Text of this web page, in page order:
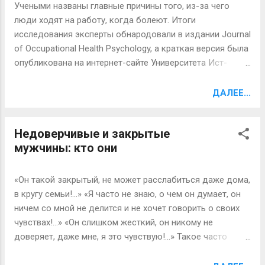
путях прошлого осталось что-то очень дорогое. То, что
некогда было бесценным. А потом ушло и стало
непоправимо прошедшим.Рассудительный грек Гераклит
сказал, что никому не дано войти в одну и ту же реку
Учеными названы главные причины того, из-за чего
люди ходят на работу, когда болеют. Итоги
исследования эксперты обнародовали в издании Journal
of Occupational Health Psychology, а краткая версия была
опубликована на интернет-сайте Университета Ист-
отправляются на работу по причине высоких требований
потери работы. Такие действия ученые сравнили с
презентеизмом. Презентеизм - ситуация, когда
предусмотрено условиями трудового соглашения.
Обычно это имеет место из-за болезни, по причине
которой работник не может справиться со своими
обязанностями и вынужден задерживаться на работе.
Тем не менее, отмечается, что причиной презентеизма
ДАЛЕЕ...
Недоверчивые и закрытые
мужчины: кто они
«Он такой закрытый, не может расслабиться даже дома,
в кругу семьи!...» «Я часто не знаю, о чем он думает, он
ничем со мной не делится и не хочет говорить о своих
чувствах!...» «Он слишком жесткий, он никому не
доверяет, даже мне, я это чувствую!...» Такое часто